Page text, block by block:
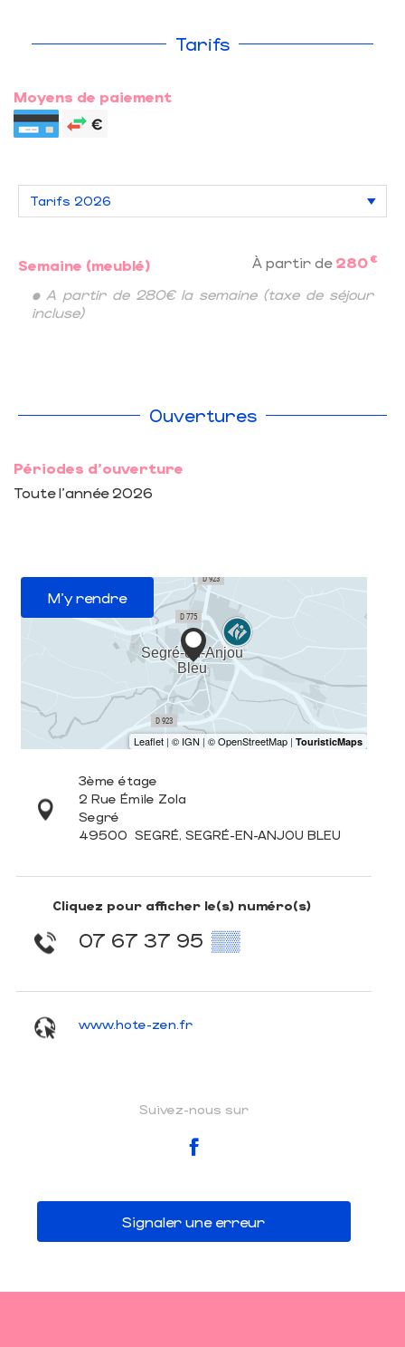
Tarifs
Moyens de paiement
Semaine (meublé) À partir de 280 €
• A partir de 280€ la semaine (taxe de séjour
incluse)
Ouvertures
Périodes d'ouverture
Toute l'année 2026
M'y rendre
3ème étage
2 Rue Émile Zola
Segré
49500 SEGRÉ, SEGRÉ-EN-ANJOU BLEU
Cliquez pour afficher le(s) numéro(s)
07 67 37 95 ▒▒
www.hote-zen.fr
Suivez-nous sur
Signaler une erreur